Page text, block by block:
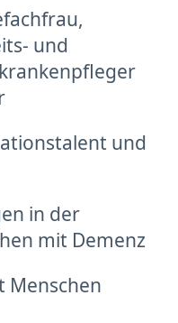
und
und
in der
mit Demenz
Menschen